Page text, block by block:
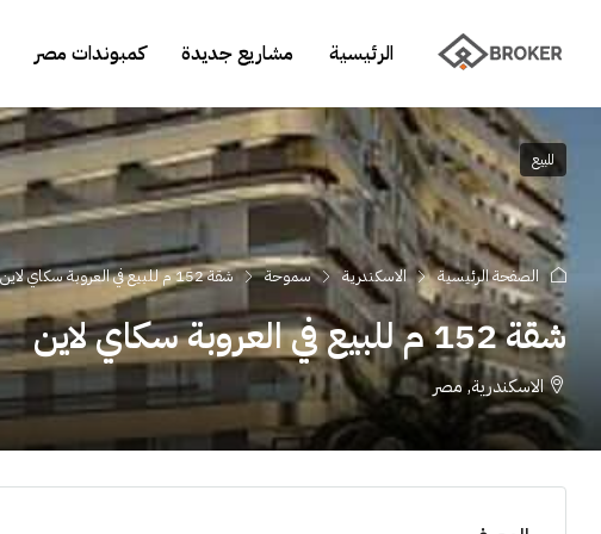
الرئيسية مشاريع جديدة كمبوندات مصر
للبيع
الصفحة الرئيسية الاسكندرية سموحة شقة 152 م للبيع في العروبة سكاي لاين
شقة 152 م للبيع في العروبة سكاي لاين
الاسكندرية, مصر